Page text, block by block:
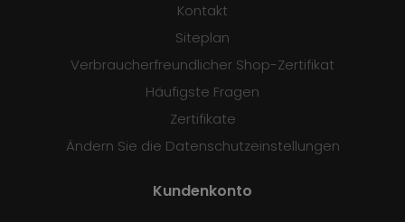
Kontakt
Siteplan
Verbraucherfreundlicher Shop-Zertifikat
Häufigste Fragen
Zertifikate
Ändern Sie die Datenschutzeinstellungen
Kundenkonto